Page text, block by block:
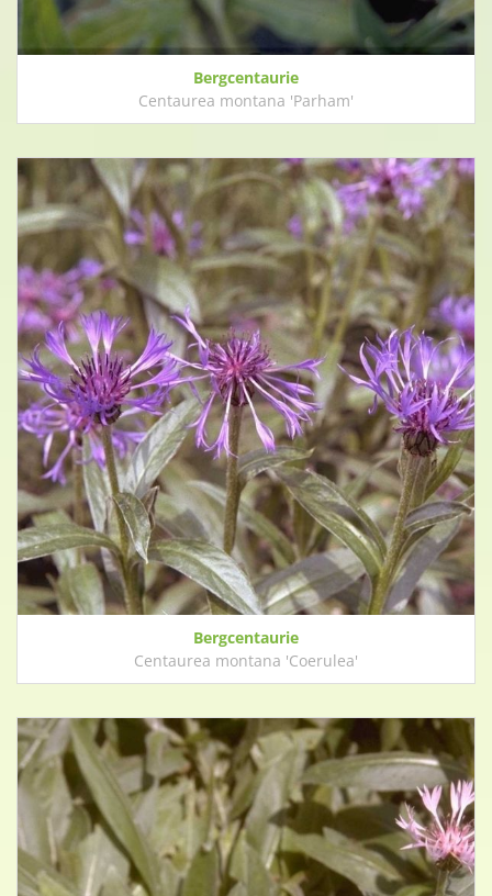
Bergcentaurie
Centaurea montana 'Parham'
Bergcentaurie
Centaurea montana 'Coerulea'